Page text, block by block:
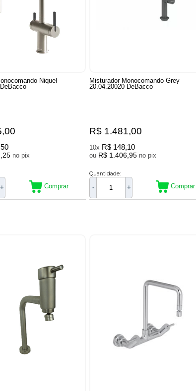
Niquel
no pix
+ Comprar
Misturador Monocomando Grey
20.04.20020 DeBacco
R$ 1.481,00
10x R$ 148,10
ou R$ 1.406,95 no pix
Quantidade:
- + Comprar